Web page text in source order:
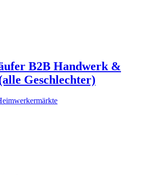
B2B Handwerk &
Geschlechter)